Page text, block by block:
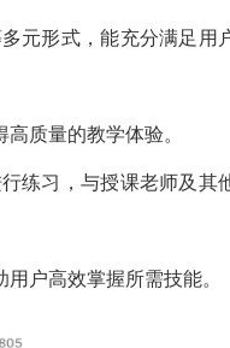
元形式，能充分满足用
质量的教学体验。
练习，与授课老师及其
户高效掌握所需技能。